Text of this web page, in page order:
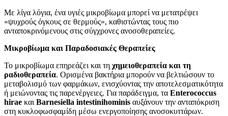
Με λίγα λόγια, ένα υγιές μικροβίωμα μπορεί να μετατρέψει
«ψυχρούς όγκους σε θερμούς», καθιστώντας τους πιο
ανταποκρινόμενους στις σύγχρονες ανοσοθεραπείες.
Μικροβίωμα και Παραδοσιακές Θεραπείες
Το μικροβίωμα επηρεάζει και τη χημειοθεραπεία και τη
ραδιοθεραπεία. Ορισμένα βακτήρια μπορούν να βελτιώσουν το
μεταβολισμό των φαρμάκων, ενισχύοντας την αποτελεσματικότητα
ή μειώνοντας τις παρενέργειες. Για παράδειγμα, τα Enterococcus
hirae και Barnesiella intestinihominis αυξάνουν την ανταπόκριση
στη κυκλοφωσφαμίδη μέσω ενεργοποίησης ανοσοκυττάρων.